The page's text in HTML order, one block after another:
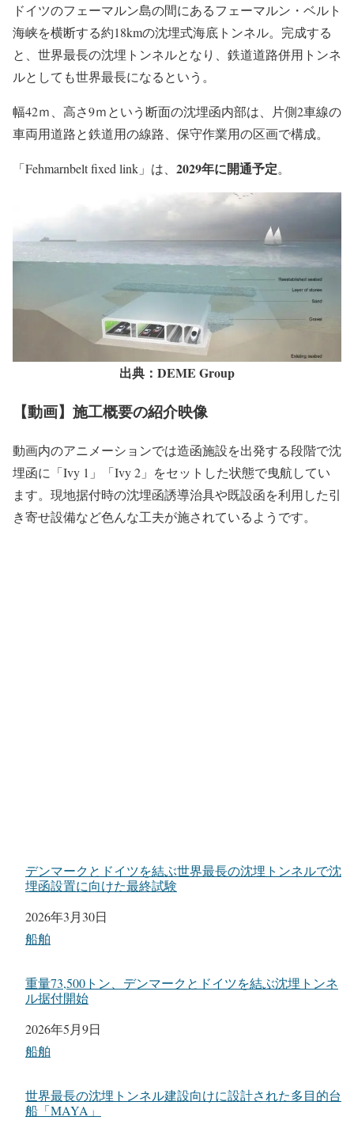
ドイツのフェーマルン島の間にあるフェーマルン・ベルト
海峡を横断する約18kmの沈埋式海底トンネル。完成する
と、世界最長の沈埋トンネルとなり、鉄道道路併用トンネ
ルとしても世界最長になるという。
幅42ｍ、高さ9ｍという断面の沈埋函内部は、片側2車線の
車両用道路と鉄道用の線路、保守作業用の区画で構成。
「Fehmarnbelt fixed link」は、 2029年に開通予定。
出典：DEME Group
【動画】施工概要の紹介映像
動画内のアニメーションでは造函施設を出発する段階で沈
埋函に「Ivy 1」「Ivy 2」をセットした状態で曳航してい
ます。現地据付時の沈埋函誘導治具や既設函を利用した引
き寄せ設備など色んな工夫が施されているようです。
デンマークとドイツを結ぶ世界最長の沈埋トンネルで沈
埋函設置に向けた最終試験
日付
2026年3月30日
関連理由
船舶
重量73,500トン、デンマークとドイツを結ぶ沈埋トンネ
ル据付開始
日付
2026年5月9日
関連理由
船舶
世界最長の沈埋トンネル建設向けに設計された多目的台
船「MAYA」